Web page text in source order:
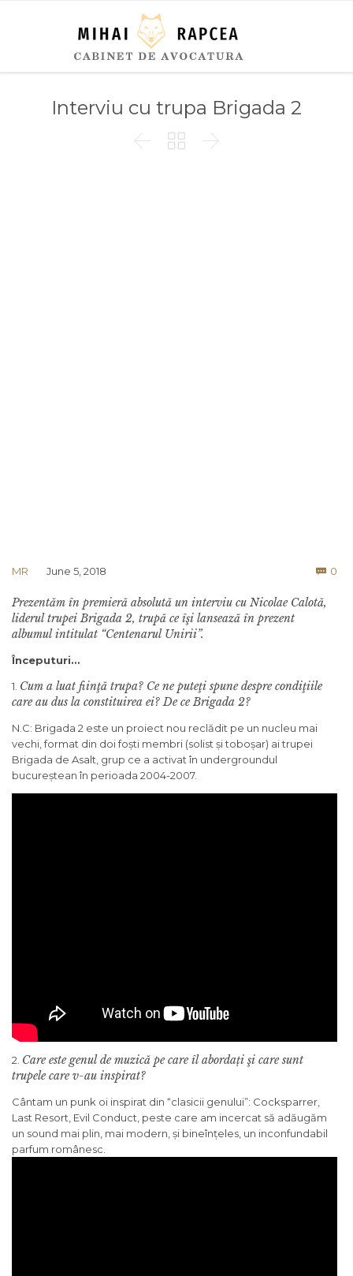
Interviu cu trupa Brigada 2
  
MR June 5, 2018  0
Prezentăm în premieră absolută un interviu cu Nicolae Calotă,
liderul trupei Brigada 2, trupă ce îşi lansează în prezent
albumul intitulat “Centenarul Unirii”.
Începuturi…
1. Cum a luat fiinţă trupa? Ce ne puteţi spune despre condiţiile
care au dus la constituirea ei? De ce Brigada 2?
N.C: Brigada 2 este un proiect nou reclădit pe un nucleu mai
vechi, format din doi foști membri (solist și toboșar) ai trupei
Brigada de Asalt, grup ce a activat în undergroundul
bucureștean în perioada 2004-2007.
2. Care este genul de muzică pe care îl abordați şi care sunt
trupele care v-au inspirat?
Cântam un punk oi inspirat din “clasicii genului”: Cocksparrer,
Last Resort, Evil Conduct, peste care am incercat să adăugăm
un sound mai plin, mai modern, și bineînțeles, un inconfundabil
parfum românesc.